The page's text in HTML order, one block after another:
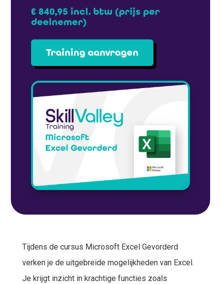
€ 840,95 incl. btw (prijs per
deelnemer)
Training aanvragen
Tijdens de cursus Microsoft Excel Gevorderd
verken je de uitgebreide mogelijkheden van Excel.
Je krijgt inzicht in krachtige functies zoals